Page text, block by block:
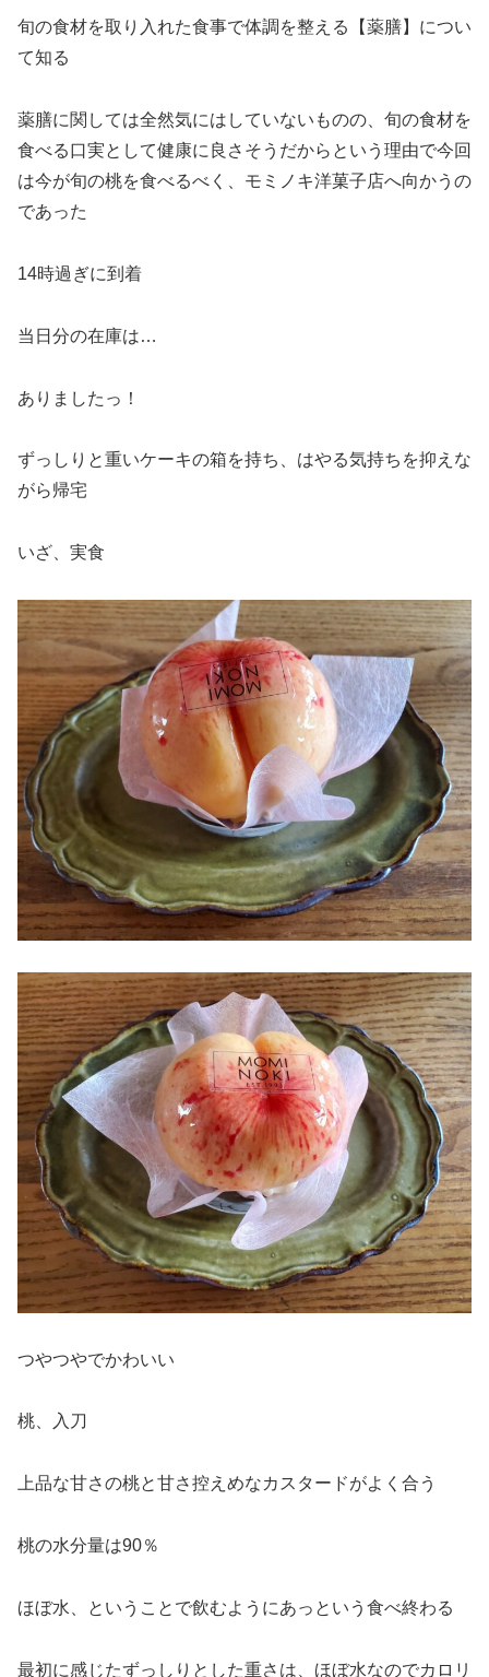
旬の食材を取り入れた食事で体調を整える【薬膳】につい
て知る
薬膳に関しては全然気にはしていないものの、旬の食材を
食べる口実として健康に良さそうだからという理由で今回
は今が旬の桃を食べるべく、モミノキ洋菓子店へ向かうの
であった
14時過ぎに到着
当日分の在庫は…
ありましたっ！
ずっしりと重いケーキの箱を持ち、はやる気持ちを抑えな
がら帰宅
いざ、実食
つやつやでかわいい
桃、入刀
上品な甘さの桃と甘さ控えめなカスタードがよく合う
桃の水分量は90％
ほぼ水、ということで飲むようにあっという食べ終わる
最初に感じたずっしりとした重さは、ほぼ水なのでカロリ